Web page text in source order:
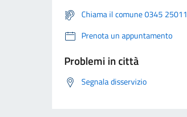
Chiama il comune 0345 25011
Prenota un appuntamento
Problemi in città
Segnala disservizio